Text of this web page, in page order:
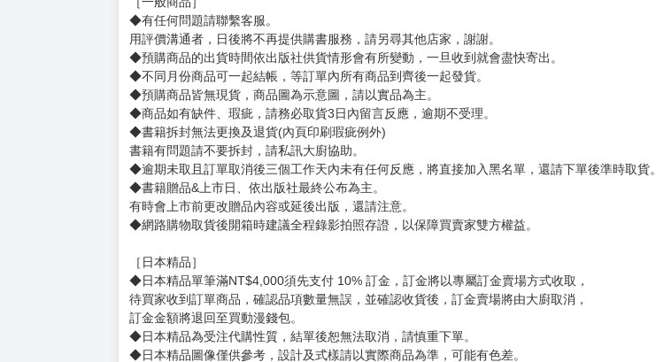
這場無情亦有情的紅塵大戲，
還要演多久，才能演到那圓滿終幕的鏡合釵圓？
賣場規則
【下標前，請詳閱以下事項，完全同意才請下標，下標後視同完全同意】
［一般商品］
◆有任何問題請聯繫客服。
用評價溝通者，日後將不再提供購書服務，請另尋其他店家，謝謝。
◆不同月份商品可一起結帳，等訂單內所有商品到齊後一起發貨。
◆預購商品皆無現貨，商品圖為示意圖，請以實品為主。
◆商品如有缺件、瑕疵，請務必取貨3日內留言反應，逾期不受理。
◆書籍拆封無法更換及退貨(內頁印刷瑕疵例外)
書籍有問題請不要拆封，請私訊大廚協助。
◆逾期未取且訂單取消後三個工作天內未有任何反應，將直接加入黑名單，還請下單後準時取貨。